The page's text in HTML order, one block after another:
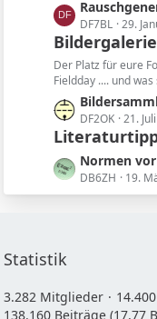
e
B
e
i
t
ä
g
e
L
e
t
z
t
e
B
e
t
DF7BL 29.
Bildergalerie
Der Platz für eure
Fieldday .... und
L
e
t
z
t
e
t
ä
DF2OK 21.
L
e
t
e
B
e
i
Normen
DB6ZH 19.
Statistik
3.282 Mitglieder
138.160 Beiträge (17,77